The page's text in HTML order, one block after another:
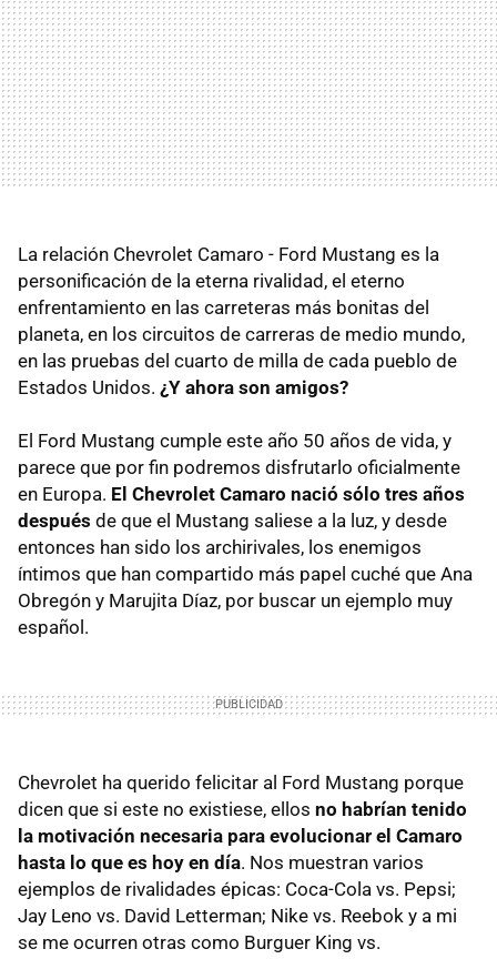
La relación Chevrolet Camaro - Ford Mustang es la
personificación de la eterna rivalidad, el eterno
enfrentamiento en las carreteras más bonitas del
planeta, en los circuitos de carreras de medio mundo,
en las pruebas del cuarto de milla de cada pueblo de
Estados Unidos. ¿Y ahora son amigos?
El Ford Mustang cumple este año 50 años de vida, y
parece que por fin podremos disfrutarlo oficialmente
en Europa. El Chevrolet Camaro nació sólo tres años
después de que el Mustang saliese a la luz, y desde
entonces han sido los archirivales, los enemigos
íntimos que han compartido más papel cuché que Ana
Obregón y Marujita Díaz, por buscar un ejemplo muy
español.
Chevrolet ha querido felicitar al Ford Mustang porque
dicen que si este no existiese, ellos no habrían tenido
la motivación necesaria para evolucionar el Camaro
hasta lo que es hoy en día. Nos muestran varios
ejemplos de rivalidades épicas: Coca-Cola vs. Pepsi;
Jay Leno vs. David Letterman; Nike vs. Reebok y a mi
se me ocurren otras como Burguer King vs.